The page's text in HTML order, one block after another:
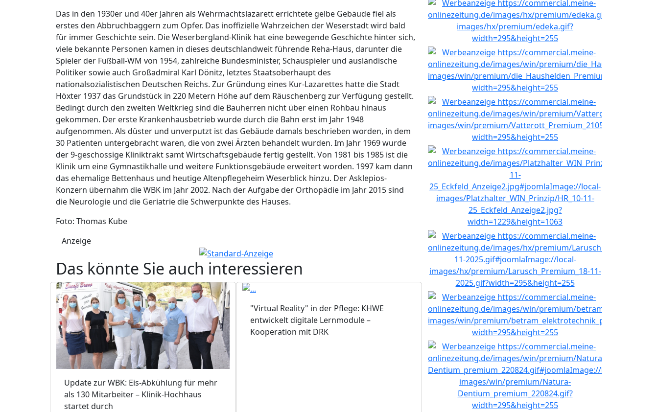
Das in den 1930er und 40er Jahren als Wehrmachtslazarett errichtete gelbe Gebäude fiel als
erstes den Abbruchbaggern zum Opfer. Das inoffizielle Wahrzeichen der Weserstadt wird bald
für immer Geschichte sein. Die Weserbergland-Klinik hat eine bewegende Geschichte hinter sich,
viele bekannte Personen kamen in dieses deutschlandweit führende Reha-Haus, darunter die
Spieler der Fußball-WM von 1954, zahlreiche Bundesminister, Schauspieler und ausländische
Politiker sowie auch Großadmiral Karl Dönitz, letztes Staatsoberhaupt des
nationalsozialistischen Deutschen Reichs. Zur Gründung eines Kur-Lazarettes hatte die Stadt
Höxter 1937 das Grundstück in 220 Metern Höhe auf dem Räuschenberg zur Verfügung gestellt.
Bedingt durch den zweiten Weltkrieg sind die Bauherren nicht über einen Rohbau hinaus
gekommen. Der erste Krankenhausbetrieb wurde durch die Bahn erst im Jahr 1948
aufgenommen. Als düster und unverputzt ist das Gebäude damals beschrieben worden, in dem
30 Patienten untergebracht waren, die von zwei Ärzten behandelt wurden. Im Jahr 1969 wurde
der 9-geschossige Kliniktrakt samt Wirtschaftsgebäude fertig gestellt. Von 1981 bis 1985 ist die
Klinik um eine Gymnastikhalle und weitere Funktionsgebäude erweitert worden. 1997 kam dann
das ehemalige Bettenhaus und heutige Altenpflegeheim Weserblick hinzu. Der Asklepios-
Konzern übernahm die WBK im Jahr 2002. Nach der Aufgabe der Orthopädie im Jahr 2015 sind
die Neurologie und die Geriatrie die Schwerpunkte des Hauses.
Foto: Thomas Kube
Anzeige
Das könnte Sie auch interessieren
Update zur WBK: Eis-Abkühlung für mehr
als 130 Mitarbeiter – Klinik-Hochhaus
startet durch
"Virtual Reality" in der Pflege: KHWE
entwickelt digitale Lernmodule –
Kooperation mit DRK